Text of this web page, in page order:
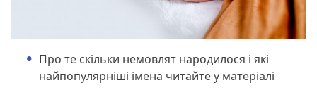
Про те скільки немовлят народилося і які
найпопулярніші імена читайте у матеріалі